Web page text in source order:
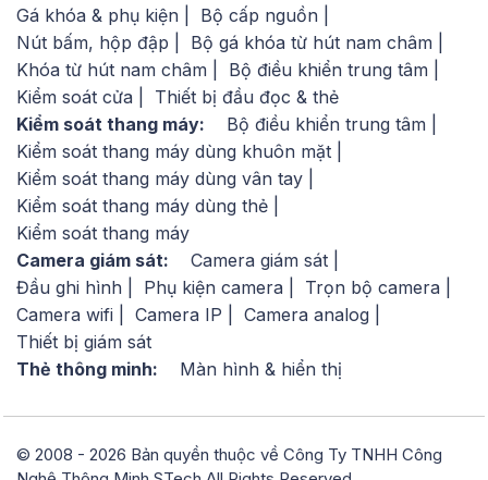
Gá khóa & phụ kiện
Bộ cấp nguồn
Nút bấm, hộp đập
Bộ gá khóa từ hút nam châm
Khóa từ hút nam châm
Bộ điều khiển trung tâm
Kiểm soát cửa
Thiết bị đầu đọc & thẻ
Kiểm soát thang máy:
Bộ điều khiển trung tâm
Kiểm soát thang máy dùng khuôn mặt
Kiểm soát thang máy dùng vân tay
Kiểm soát thang máy dùng thẻ
Kiểm soát thang máy
Camera giám sát:
Camera giám sát
Đầu ghi hình
Phụ kiện camera
Trọn bộ camera
Camera wifi
Camera IP
Camera analog
Thiết bị giám sát
Thẻ thông minh:
Màn hình & hiển thị
© 2008 - 2026 Bản quyền thuộc về Công Ty TNHH Công